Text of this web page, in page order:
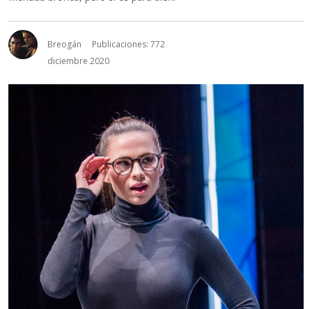
Breogán
Publicaciones: 772
diciembre 2020